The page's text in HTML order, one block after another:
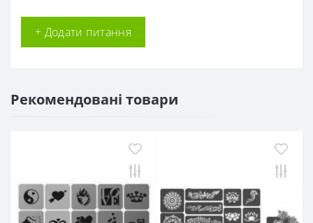
+ Додати питання
Рекомендовані товари